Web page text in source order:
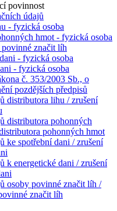
povinnost
údajů
- fyzická osoba
hmot - fyzická osoba
značit líh
- fyzická osoba
- fyzická osoba
č. 353/2003 Sb., o
pozdějších předpisů
distributora lihu / zrušení
distributora pohonných
pohonných hmot
ke spotřební dani / zrušení
k energetické dani / zrušení
osoby povinné značit líh /
značit líh